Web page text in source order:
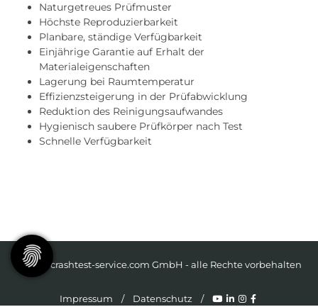
Naturgetreues Prüfmuster
Höchste Reproduzierbarkeit
Planbare, ständige Verfügbarkeit
Einjährige Garantie auf Erhalt der
Materialeigenschaften
Lagerung bei Raumtemperatur
Effizienzsteigerung in der Prüfabwicklung
Reduktion des Reinigungsaufwandes
Hygienisch saubere Prüfkörper nach Test
Schnelle Verfügbarkeit
© 2026 crashtest-service.com GmbH - alle Rechte vorbehalten
Impressum / Datenschutz /